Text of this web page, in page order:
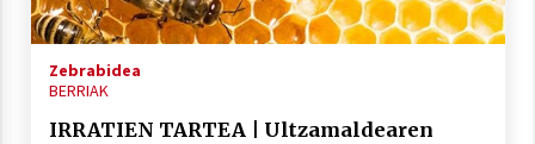
Zebrabidea
BERRIAK
IRRATIEN TARTEA | Ultzamaldearen